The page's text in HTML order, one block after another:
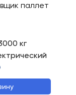
паллет
кг